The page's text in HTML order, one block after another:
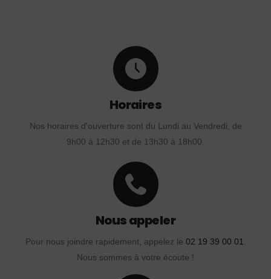
Horaires
Nos horaires d'ouverture sont du Lundi au Vendredi, de
9h00 à 12h30 et de 13h30 à 18h00.
Nous appeler
Pour nous joindre rapidement, appelez le 02 19 39 00 01.
Nous sommes à votre écoute !